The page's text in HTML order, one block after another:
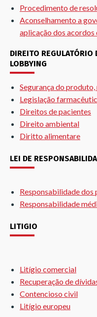
Procedimento de
Aconselhamento a
aplicação dos acordos
DIREITO REGULATÓRIO
LOBBYING
Segurança do
Legislação
Direitos de pacientes
Direito ambiental
Diritto alimentare
LEI DE
Responsabilidade dos
Responsabilidade
LITIGIO
Litígio comercial
Recuperação de
Contencioso civil
Litígio europeu